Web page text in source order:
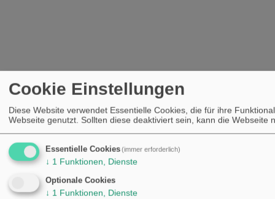
Cookie Einstellungen
Diese Website verwendet Essentielle Cookies, die für ihre
Webseite genutzt. Sollten diese deaktiviert sein, kann die
Essentielle Cookies(immer erforderlich)
↓ 1 Funktionen, Dienste
Optionale Cookies
↓ 1 Funktionen, Dienste